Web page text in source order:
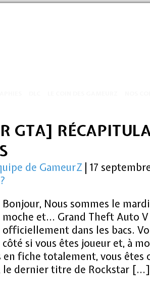
GTA]
de GameurZ
17
Bonjour, Nous sommes le
moche et… Grand Theft Auto
officiellement dans les bacs.
côté si vous êtes joueur et, à
en fiche totalement, vous
le dernier titre de Rockstar […]